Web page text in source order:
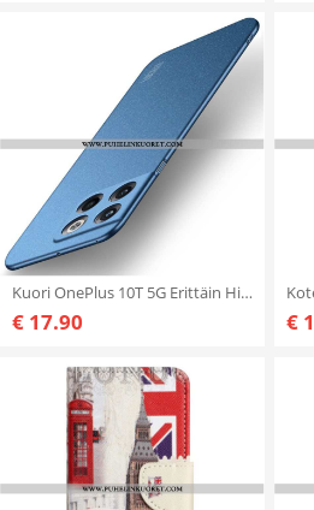
Kuori OnePlus 10T 5G Erittäin Hieno Mofi
€ 17.90 €